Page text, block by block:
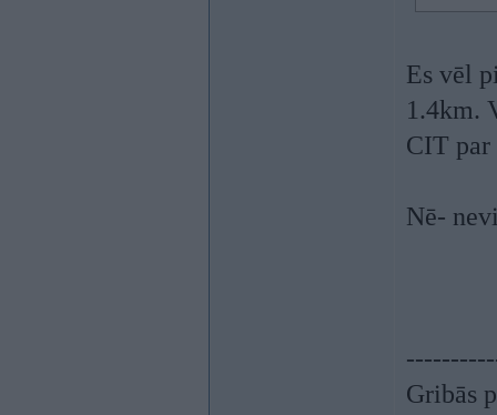
Es vēl
1.4km.
CIT par
Nē-
Gribās